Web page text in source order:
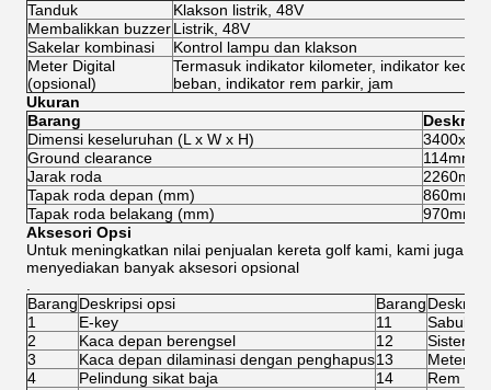
Tanduk
Klakson listrik, 48V
Membalikkan buzzerListrik, 48V
Sakelar kombinasi
Kontrol lampu dan klakson
Meter Digital
(opsional)
Termasuk indikator kilometer, indikator
beban, indikator rem parkir, jam
Ukuran
Barang
Dimensi keseluruhan (L x W x H)
Ground clearance
114mm
Jarak roda
2260mm
Tapak roda depan (mm)
860mm
Tapak roda belakang (mm)
970mm
Aksesori Opsi
Untuk meningkatkan nilai penjualan kereta golf kami, kami juga
menyediakan banyak aksesori opsional
BarangDeskripsi opsi Barang
1
E-key 11
Sabuk
2
Kaca depan berengsel 12
Sistem
3
Kaca depan dilaminasi dengan penghapus13
Meter
4
Pelindung sikat baja 14
Rem EM